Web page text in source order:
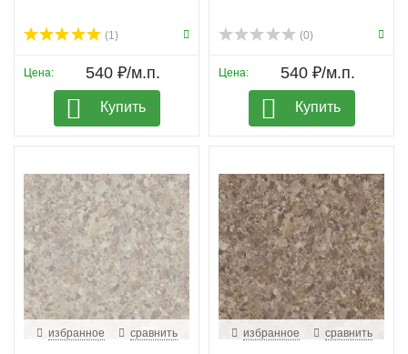
(1)
Цена: 540 ₽/м.п.
Купить
(0)
Цена: 540 ₽/м.п.
Купить
избранное сравнить избранное сравнить